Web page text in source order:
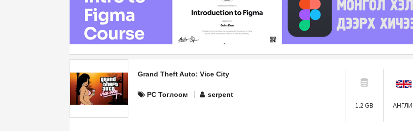
Grand Theft Auto: Vice City
PC Тоглоом serpent
1.2 GB АНГЛИ